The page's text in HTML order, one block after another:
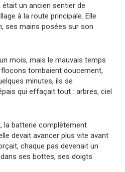
était un ancien sentier de
à la route principale. Elle
ses mains posées sur son
mois, mais le mauvais temps
flocons tombaient doucement,
minutes, ils se
qui effaçait tout : arbres, ciel
la batterie complètement
devait avancer plus vite avant
chaque pas devenait un
ses bottes, ses doigts